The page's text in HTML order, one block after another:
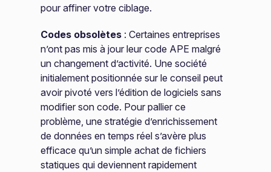
pour affiner votre ciblage.
Codes obsolètes : Certaines entreprises
n’ont pas mis à jour leur code APE malgré
un changement d’activité. Une société
initialement positionnée sur le conseil peut
avoir pivoté vers l’édition de logiciels sans
modifier son code. Pour pallier ce
problème, une stratégie d’enrichissement
de données en temps réel s’avère plus
efficace qu’un simple achat de fichiers
statiques qui deviennent rapidement